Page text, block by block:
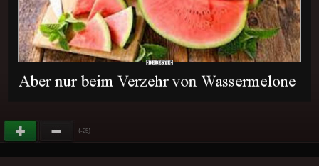
(-25)